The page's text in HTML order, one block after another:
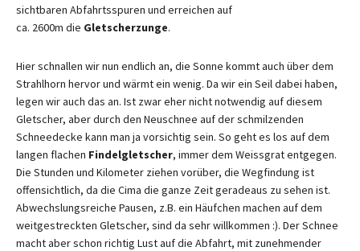
sichtbaren Abfahrtsspuren und erreichen auf
ca. 2600m die Gletscherzunge.
Hier schnallen wir nun endlich an, die Sonne kommt auch über dem
Strahlhorn hervor und wärmt ein wenig. Da wir ein Seil dabei haben,
legen wir auch das an. Ist zwar eher nicht notwendig auf diesem
Gletscher, aber durch den Neuschnee auf der schmilzenden
Schneedecke kann man ja vorsichtig sein. So geht es los auf dem
langen flachen Findelgletscher, immer dem Weissgrat entgegen.
Die Stunden und Kilometer ziehen vorüber, die Wegfindung ist
offensichtlich, da die Cima die ganze Zeit geradeaus zu sehen ist.
Abwechslungsreiche Pausen, z.B. ein Häufchen machen auf dem
weitgestreckten Gletscher, sind da sehr willkommen :). Der Schnee
macht aber schon richtig Lust auf die Abfahrt, mit zunehmender